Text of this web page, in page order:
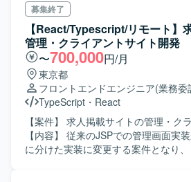
募集終了
【React/Typescript/リモート】
管理・クライアントサイト開発
〜700,000円/月
東京都
フロントエンドエンジニア(業務委
TypeScript ・ React
【案件】 求人掲載サイトの管理・ク
【内容】 従来のJSPでの管理画面実
に分けた実装に変更する案件となり